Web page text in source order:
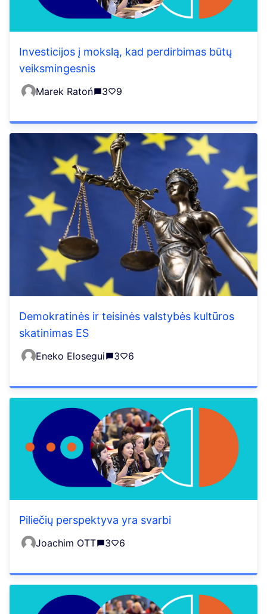
Investicijos į mokslą, kad perdirbimas būtų
veiksmingesnis
Marek Ratoń 3 9
Demokratinės ir teisinės valstybės kultūros
skatinimas ES
Eneko Elosegui 3 6
Piliečių perspektyva yra svarbi
Joachim OTT 3 6